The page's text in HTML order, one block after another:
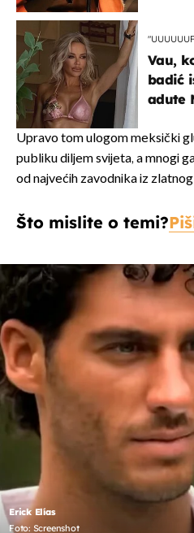
Vau,
badić
adute
Upravo tom ulogom meksički
publiku diljem svijeta, a mnogi
od najvećih zavodnika iz
Što mislite o temi?
Erick Elías
Foto: Screenshot